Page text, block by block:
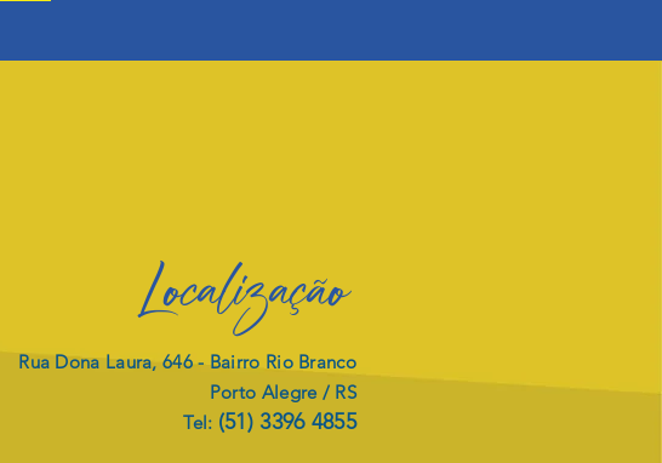
Localização
Rua Dona Laura, 646 - Bairro Rio Branco
Porto Alegre / RS
Tel: (51) 3396 4855